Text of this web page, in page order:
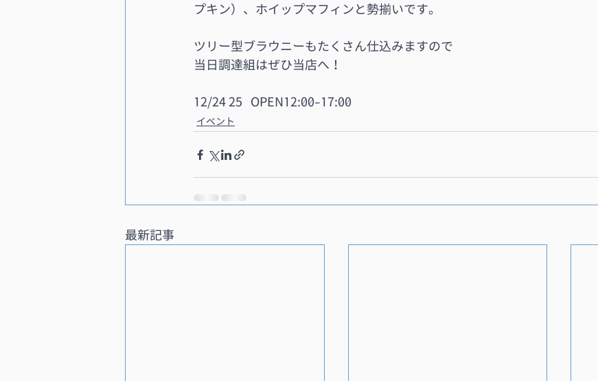
プキン）、ホイップマフィンと勢揃いです。
ツリー型ブラウニーもたくさん仕込みますので
当日調達組はぜひ当店へ！
12/24 25   OPEN12:00-17:00
イベント
最新記事